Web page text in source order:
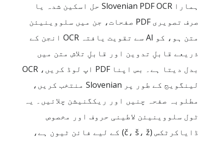
ہمارا Slovenian PDF OCR حل اسکین شدہ یا
صرف تصویری PDF صفحات، جن میں سلووینیئن
متن ہو، کو AI سے تقویت یافتہ OCR انجن کے
ذریعے قابلِ تدوین اور قابلِ تلاش متن میں
بدل دیتا ہے۔ بس اپنا PDF اپ لوڈ کریں، OCR
لینگویج کے طور پر Slovenian منتخب کریں،
مطلوبہ صفحہ چنیں اور ریکگنیشن چلائیں۔ یہ
ٹول سلووینیئن لاطینی حروف اور مخصوص
ڈایاکرٹکس (č، š، ž) کے لیے فائن ٹیون ہے،